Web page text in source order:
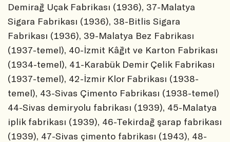
Demirağ Uçak Fabrikası (1936), 37-Malatya
Sigara Fabrikası (1936), 38-Bitlis Sigara
Fabrikası (1936), 39-Malatya Bez Fabrikası
(1937-temel), 40-İzmit Kâğıt ve Karton Fabrikası
(1934-temel), 41-Karabük Demir Çelik Fabrikası
(1937-temel), 42-İzmir Klor Fabrikası (1938-
temel), 43-Sivas Çimento Fabrikası (1938-temel)
44-Sivas demiryolu fabrikası (1939), 45-Malatya
iplik fabrikası (1939), 46-Tekirdağ şarap fabrikası
(1939), 47-Sivas çimento fabrikası (1943), 48-